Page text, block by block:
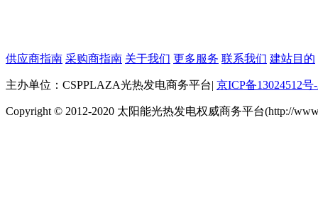
供应商指南 采购商指南 关于我们 更多服务 联系我们 建站目的
主办单位：CSPPLAZA光热发电商务平台| 京ICP备13024512号
Copyright © 2012-2020 太阳能光热发电权威商务平台(http://